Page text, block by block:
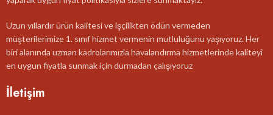
Uzun yıllardır ürün kalitesi ve işçilikten ödün vermeden
müşterilerimize 1. sınıf hizmet vermenin mutluluğunu yaşıyoruz. Her
biri alanında uzman kadrolarımızla havalandırma hizmetlerinde kaliteyi
en uygun fiyatla sunmak için durmadan çalışıyoruz
İletişim